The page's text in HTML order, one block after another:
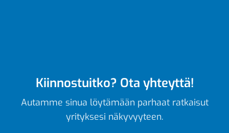
Kiinnostuitko? Ota yhteyttä!
Autamme sinua löytämään parhaat ratkaisut
yrityksesi näkyvyyteen.